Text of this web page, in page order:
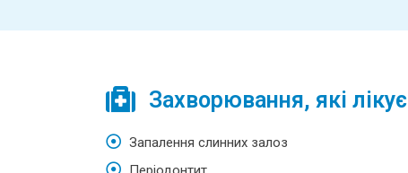
Захворювання, які лікує
Запалення слинних залоз